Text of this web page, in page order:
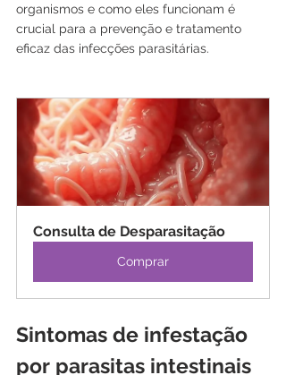
organismos e como eles funcionam é
crucial para a prevenção e tratamento
eficaz das infecções parasitárias.
Consulta de Desparasitação
Comprar
Sintomas de infestação
por parasitas intestinais